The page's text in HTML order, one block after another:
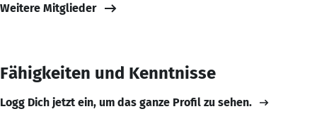
Weitere Mitglieder
Fähigkeiten und Kenntnisse
Logg Dich jetzt ein, um das ganze Profil zu sehen.